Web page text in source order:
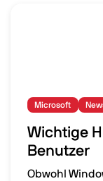
Microsoft
Wichtige
Benutzer
Obwohl